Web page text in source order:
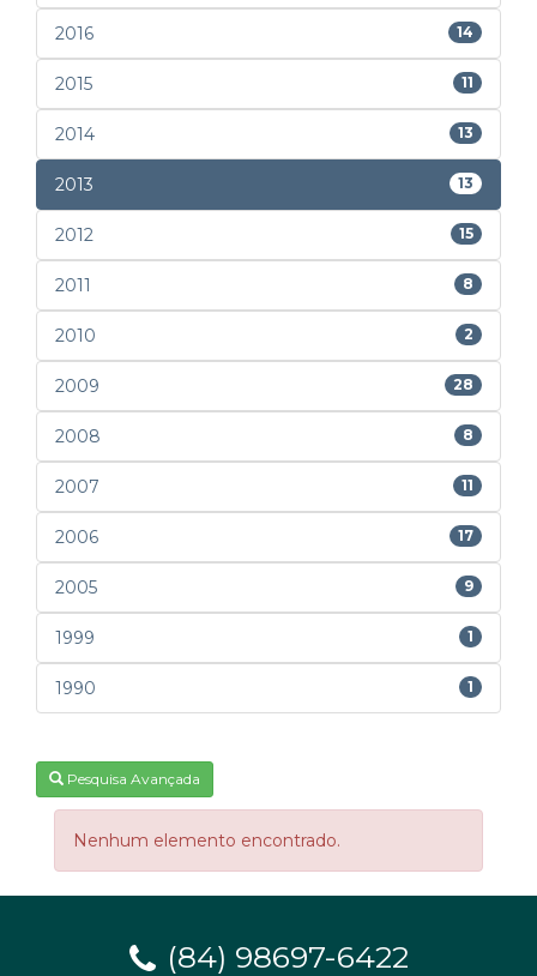
2016 14
2015 11
2014 13
2013 13
2012 15
2011 8
2010 2
2009 28
2008 8
2007 11
2006 17
2005 9
1999 1
1990 1
Pesquisa Avançada
Nenhum elemento encontrado.
(84) 98697-6422